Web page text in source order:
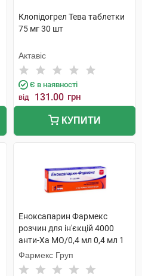
Клопідогрел Тева таблетки
75 мг 30 шт
Актавіс
Є в наявності
від 131.00 грн
КУПИТИ
Еноксапарин Фармекс
розчин для ін'єкцій 4000
анти-Ха МО/0,4 мл 0,4 мл 1
шприц
Фармекс Груп